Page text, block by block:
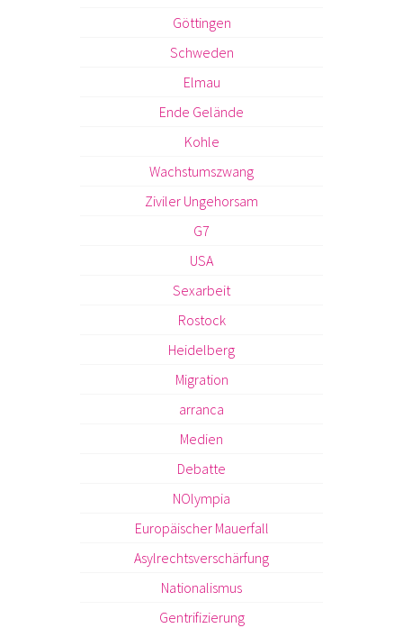
Göttingen
Schweden
Elmau
Ende Gelände
Kohle
Wachstumszwang
Ziviler Ungehorsam
G7
USA
Sexarbeit
Rostock
Heidelberg
Migration
arranca
Medien
Debatte
NOlympia
Europäischer Mauerfall
Asylrechtsverschärfung
Nationalismus
Gentrifizierung